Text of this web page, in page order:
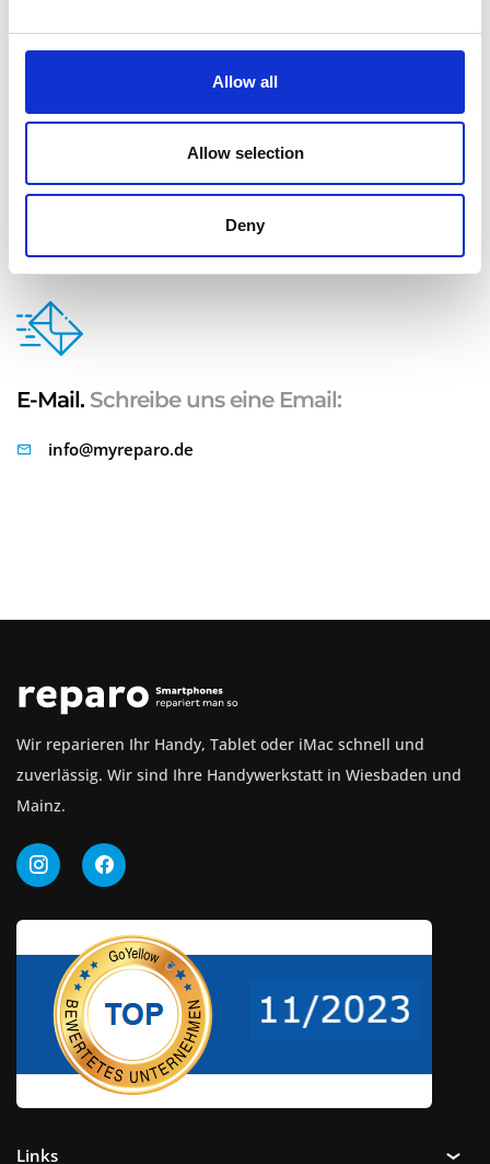
Allow all
Allow selection
Deny
WhatsApp.Schreibe uns an:
+49 611 – 16885290
E-Mail. Schreibe uns eine Email:
info@myreparo.de
Wir reparieren Ihr Handy, Tablet oder iMac schnell und
zuverlässig. Wir sind Ihre Handywerkstatt in Wiesbaden und
Mainz.
Links